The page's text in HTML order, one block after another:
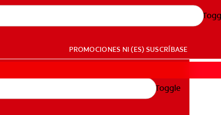
PROMOCIONES NI (ES) SUSCRÍBASE
Toggle